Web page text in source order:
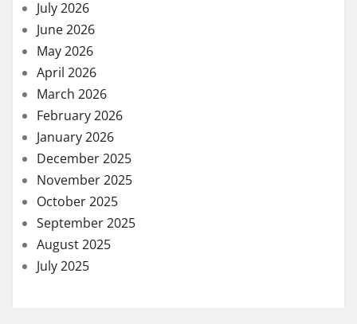
July 2026
June 2026
May 2026
April 2026
March 2026
February 2026
January 2026
December 2025
November 2025
October 2025
September 2025
August 2025
July 2025